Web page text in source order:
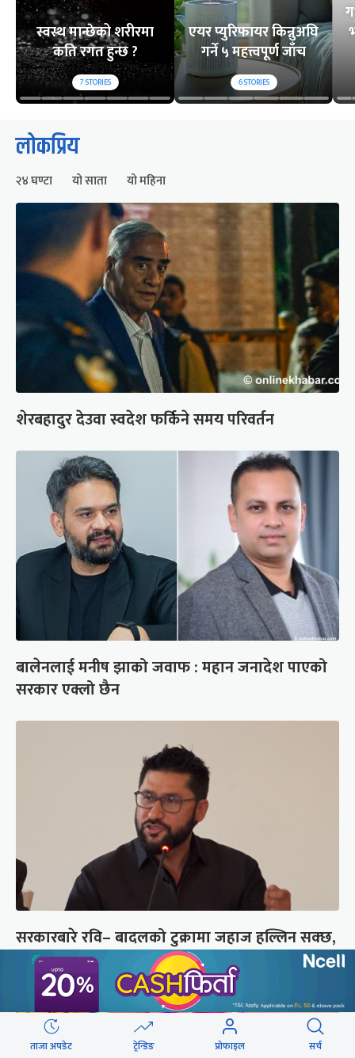
स्वस्थ मान्छेको शरीरमा
कति रगत हुन्छ ?
7STORIES
एयर प्युरिफायर किन्नुअघि
गर्ने ५ महत्त्वपूर्ण जाँच
6STORIES
लोकप्रिय
२४ घण्टा यो साता यो महिना
शेरबहादुर देउवा स्वदेश फर्किने समय परिवर्तन
बालेनलाई मनीष झाको जवाफ : महान जनादेश पाएको
सरकार एक्लो छैन
सरकारबारे रवि– बादलको टुक्रामा जहाज हल्लिन सक्छ,
डर मान्नु पर्दैन
ताजा अपडेट ट्रेन्डिङ प्रोफाइल सर्च